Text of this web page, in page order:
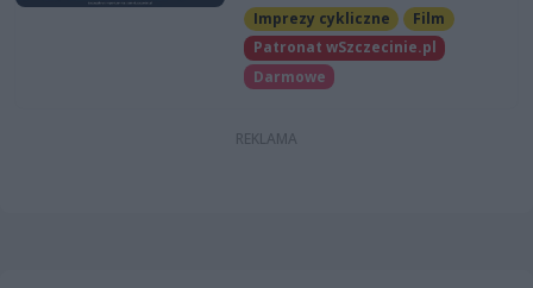
Imprezy cykliczne
Film
Patronat wSzczecinie.pl
Darmowe